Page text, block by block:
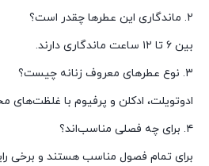
۲. ماندگاری این عطرها چقدر است؟
بین ۶ تا ۱۲ ساعت ماندگاری دارند.
۳. نوع عطرهای معروف زنانه چیست؟
ادوتویلت، ادکلن و پرفیوم با غلظت‌های
۴. برای چه فصلی مناسب‌اند؟
برای تمام فصول مناسب هستند و برخی